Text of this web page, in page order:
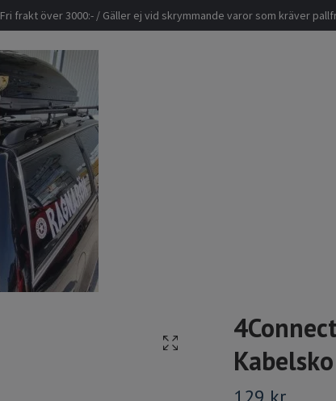
Fri frakt över 3000:- / Gäller ej vid skrymmande varor som kräver